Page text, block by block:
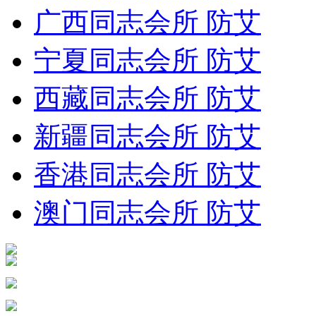
广西同志会所 防艾
宁夏同志会所 防艾
西藏同志会所 防艾
新疆同志会所 防艾
香港同志会所 防艾
澳门同志会所 防艾